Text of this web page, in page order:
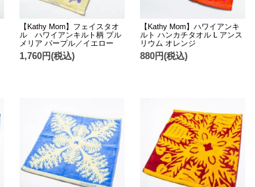
【Kathy Mom】フェイスタオ
ル ハワイアンキルト柄 プル
メリア パープル／イエロー
1,760円(税込)
【Kathy Mom】ハワイアンキ
ルト ハンカチタオル L アンス
リウム オレンジ
880円(税込)